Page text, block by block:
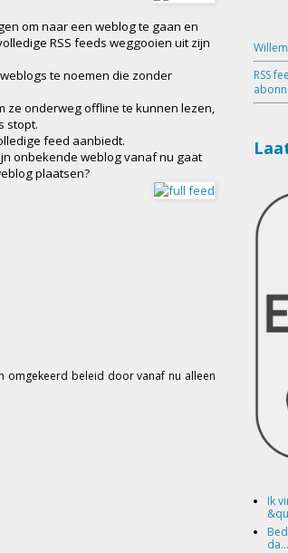
om naar een weblog te gaan en
RSS feeds weggooien uit zijn
te noemen die zonder
ze onderweg offline te kunnen lezen,
stopt.
feed aanbiedt.
onbekende weblog vanaf nu gaat
plaatsen?
omgekeerd beleid door vanaf nu alleen
RSS
Ik
da...